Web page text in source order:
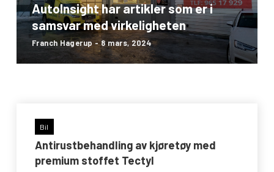
AutoInsight har artikler som er i
samsvar med virkeligheten
Franch Hagerup - 8 mars, 2024
Bil
Antirustbehandling av kjøretøy med
premium stoffet Tectyl